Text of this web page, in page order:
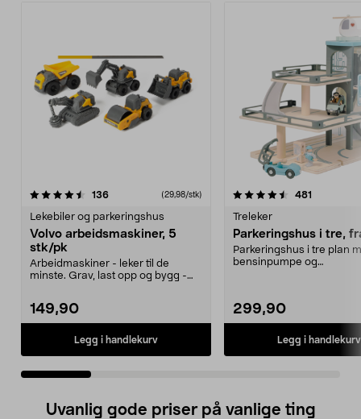
136anmeldelser(29,98/stk)
Lekebiler og parkeringshus
Volvo arbeidsmaskiner, 5
stk/pk
Arbeidmaskiner - leker til de
minste. Grav, last opp og bygg -
149,90
Legg i handlekurv
4.5 av 5 stjerner 481
Treleker
Parkeringshus i tre,
Parkeringshus i tre plan
bensinpumpe og
299,90
Legg i handlekurv
4.5 av 5 stjerner
Uvanlig gode priser på vanlige ting